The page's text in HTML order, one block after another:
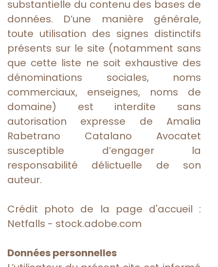
substantielle du contenu des bases de
données. D’une manière générale,
toute utilisation des signes distinctifs
présents sur le site (notamment sans
que cette liste ne soit exhaustive des
dénominations sociales, noms
commerciaux, enseignes, noms de
domaine) est interdite sans
autorisation expresse de Amalia
Rabetrano Catalano Avocatet
susceptible d’engager la
responsabilité délictuelle de son
auteur.
Crédit photo de la page d'accueil :
Netfalls - stock.adobe.com
Données personnelles